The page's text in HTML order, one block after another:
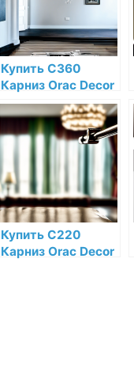
Купить C360
Карниз Orac Decor
Полиуретан Orac
Decor по низкой
цене в интернет-
магазине
Купить C220
Карниз Orac Decor